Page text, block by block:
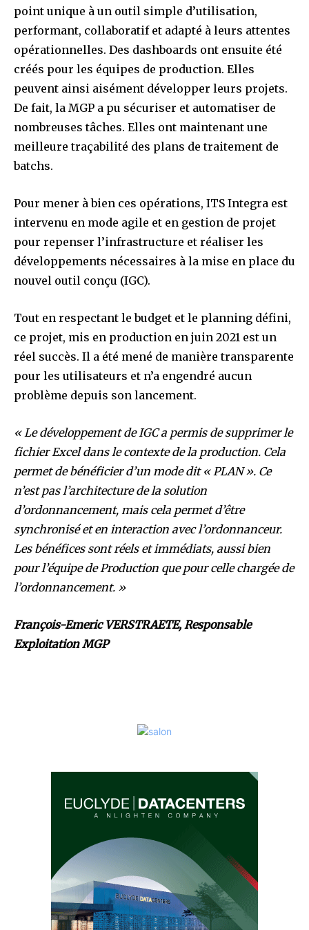
point unique à un outil simple d’utilisation,
performant, collaboratif et adapté à leurs attentes
opérationnelles. Des dashboards ont ensuite été
créés pour les équipes de production. Elles
peuvent ainsi aisément développer leurs projets.
De fait, la MGP a pu sécuriser et automatiser de
nombreuses tâches. Elles ont maintenant une
meilleure traçabilité des plans de traitement de
batchs.
Pour mener à bien ces opérations, ITS Integra est
intervenu en mode agile et en gestion de projet
pour repenser l’infrastructure et réaliser les
développements nécessaires à la mise en place du
nouvel outil conçu (IGC).
Tout en respectant le budget et le planning défini,
ce projet, mis en production en juin 2021 est un
réel succès. Il a été mené de manière transparente
pour les utilisateurs et n’a engendré aucun
problème depuis son lancement.
« Le développement de IGC a permis de supprimer le
fichier Excel dans le contexte de la production. Cela
permet de bénéficier d’un mode dit « PLAN ». Ce
n’est pas l’architecture de la solution
d’ordonnancement, mais cela permet d’être
synchronisé et en interaction avec l’ordonnanceur.
Les bénéfices sont réels et immédiats, aussi bien
pour l’équipe de Production que pour celle chargée de
l’ordonnancement. »
François-Emeric VERSTRAETE, Responsable
Exploitation MGP